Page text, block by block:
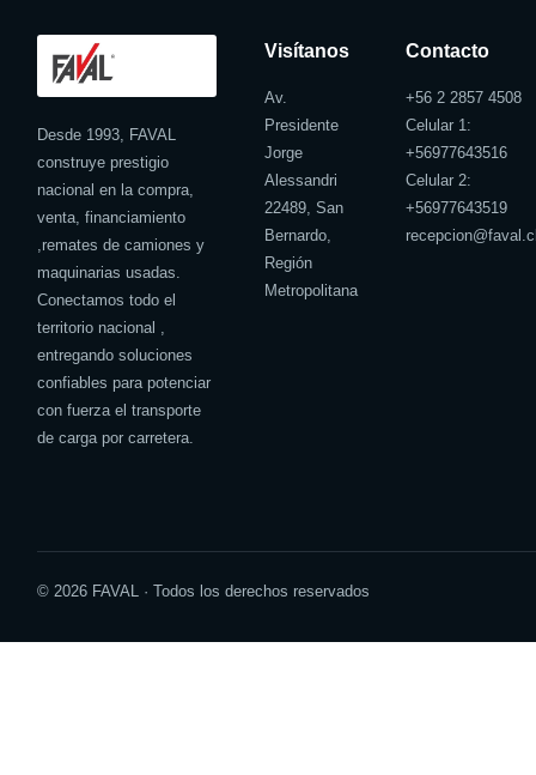
Desde 1993, FAVAL
construye prestigio
nacional en la compra,
venta, financiamiento
,remates de camiones y
maquinarias usadas.
Conectamos todo el
territorio nacional ,
entregando soluciones
confiables para potenciar
con fuerza el transporte
de carga por carretera.
Visítanos
Av.
Presidente
Jorge
Alessandri
22489, San
Bernardo,
Región
Metropolitana
Contacto
+56 2 2857 4508
Celular 1:
+56977643516
Celular 2:
+56977643519
© 2026 FAVAL · Todos los derechos reservados